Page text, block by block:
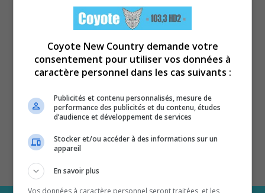
Coyote New Country demande votre
consentement pour utiliser vos données à
caractère personnel dans les cas suivants :
Publicités et contenu personnalisés, mesure de
performance des publicités et du contenu, études
d’audience et développement de services
Stocker et/ou accéder à des informations sur un
appareil
En savoir plus
Vos données à caractère personnel seront traitées, et les